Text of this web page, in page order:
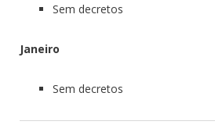
Sem decretos
Janeiro
Sem decretos